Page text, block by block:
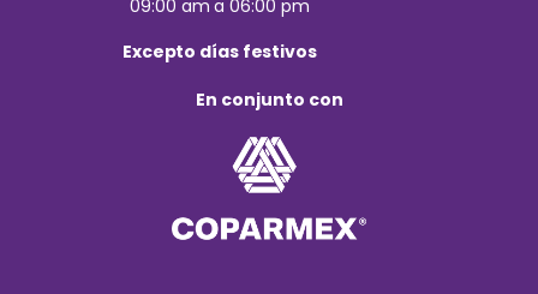
09:00 am a 06:00 pm
Excepto días festivos
En conjunto con